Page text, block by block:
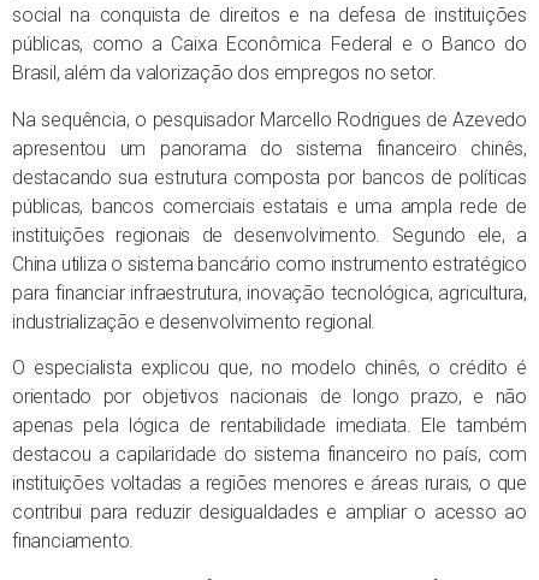
social na conquista de direitos e na defesa de instituições
públicas, como a Caixa Econômica Federal e o Banco do
Brasil, além da valorização dos empregos no setor.
Na sequência, o pesquisador Marcello Rodrigues de Azevedo
apresentou um panorama do sistema financeiro chinês,
destacando sua estrutura composta por bancos de políticas
públicas, bancos comerciais estatais e uma ampla rede de
instituições regionais de desenvolvimento. Segundo ele, a
China utiliza o sistema bancário como instrumento estratégico
para financiar infraestrutura, inovação tecnológica, agricultura,
industrialização e desenvolvimento regional.
O especialista explicou que, no modelo chinês, o crédito é
orientado por objetivos nacionais de longo prazo, e não
apenas pela lógica de rentabilidade imediata. Ele também
destacou a capilaridade do sistema financeiro no país, com
instituições voltadas a regiões menores e áreas rurais, o que
contribui para reduzir desigualdades e ampliar o acesso ao
financiamento.